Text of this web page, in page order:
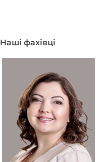
Наші фахівці